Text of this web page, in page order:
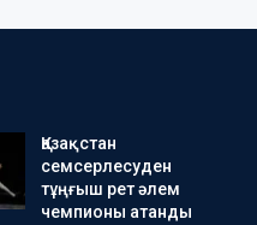
Қазақстан
семсерлесуден
тұңғыш рет әлем
чемпионы атанды